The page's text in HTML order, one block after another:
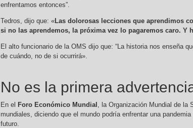
enfrentamos entonces”.
Tedros, dijo que: «Las dolorosas lecciones que aprendimos
si no las aprendemos, la próxima vez lo pagaremos caro. Y
El alto funcionario de la OMS dijo que: “La historia nos enseña
de cuándo, no de si ocurrirá».
No es la primera
En el Foro Económico Mundial , la Organización Mundial de la
mundiales, diciendo que el mundo podría enfrentar una
futuro.